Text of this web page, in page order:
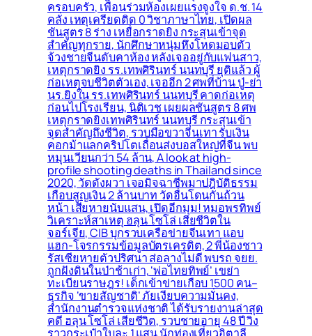
ครอบครัว, เพื่อนร่วมห้องเผยแรงจูงใจ ด.ช. 14
คลั่ง เหตุเครียดติด 0 วิชาภาษาไทย, เปิดผล
ชันสูตร 8 ร่าง เหยื่อกราดยิง กระสุนเข้าจุด
สำคัญทุกราย, นักศึกษาหนุ่มหึงโหดมอบตัว
จ้วงชายจีนดับคาห้อง หลังเจออยู่กับแฟนสาว,
เหตุกราดยิง รร.เทพศิรินทร์ นนทบุรี ยุติแล้ว ผู้
ก่อเหตุจบชีวิตตัวเอง, เจออีก 2 ศพที่บ้าน ปู่-ย่า
นร.ยิงใน รร.เทพศิรินทร์ นนทบุรี คาดก่อเหตุ
ก่อนไปโรงเรียน, นิติเวช เผยผลชันสูตร 8 ศพ
เหตุกราดยิงเทพศิรินทร์ นนทบุรี กระสุนเข้า
จุดสำคัญถึงชีวิต, รวบมือขวาจีนเทา รับเงิน
คอกม้าแลกคริปโตเถื่อนส่งบอสใหญ่ที่จีน พบ
หมุนเวียนกว่า 54 ล้าน, A look at high-
profile shooting deaths in Thailand since
2020, วัดดังผวา เจอมิจฉาชีพมาปฎิบัติธรรม
เกือบสูญเงิน 2 ล้านบาท วัดอื่นโดนกันถ้วน
หน้า เสียหายนับแสน, เปิดอีกมุม! หมอพรทิพย์
วิเคราะห์สาเหตุ ฮลุน โซโล่ เสียชีวิตใน
จอร์เจีย, CIB บุกรวบเครือข่ายจีนเทา แอบ
แฮก-โจรกรรมข้อมูลบัตรเครดิต, 2 พี่น้องชาว
รัสเซียหายตัวปริศนา ส่อลางไม่ดี พบรถ จยย.
ถูกฝังดินในป่าช้าเก่า, ‘พ่อไทยทิพย์’ เขย่า
ทะเบียนราษฎร! เด็กเข้าข่ายเกือบ 1500 คน–
ธุรกิจ ‘ขายสัญชาติ’ ภัยเงียบความมั่นคง,
สำนักงานตำรวจแห่งชาติ ได้รับรายงานล่าสุด
คดี ฮลุน โซโล่ เสียชีวิต, รวบชายอายุ 48 ปี วิ่ง